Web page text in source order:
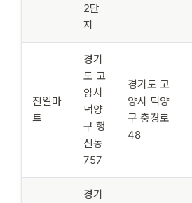
2단
지
진일마
트
경기
도 고
양시
덕양
구 행
신동
757
경기도 고
양시 덕양
구 충경로
48
경기